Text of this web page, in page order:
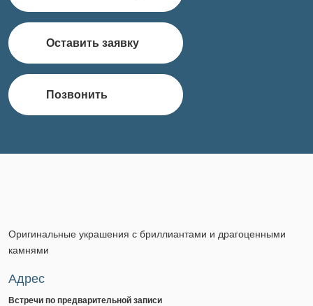
Оставить заявку
Позвонить
Оригинальные украшения с бриллиантами и драгоценными
камнями
Адрес
Встречи по предварительной записи